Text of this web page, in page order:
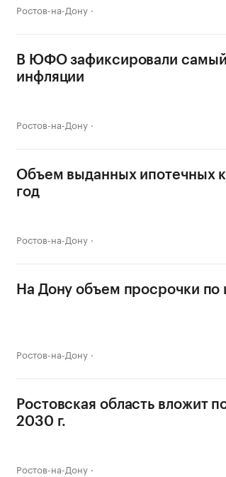
Ростов-на-Дону
В ЮФО зафиксировали самый
инфляции
Ростов-на-Дону
Объем выданных ипотечных
год
Ростов-на-Дону
На Дону объем просрочки по
Ростов-на-Дону
Ростовская область вложит
2030 г.
Ростов-на-Дону